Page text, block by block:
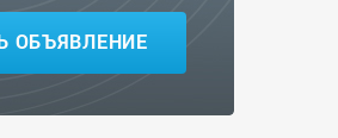
ОБЪЯВЛЕНИЕ